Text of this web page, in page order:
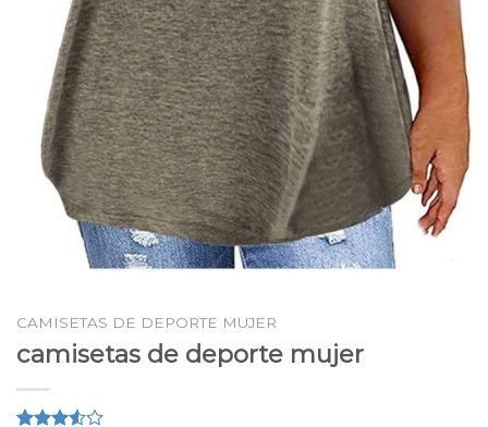
CAMISETAS DE DEPORTE MUJER
camisetas de deporte mujer